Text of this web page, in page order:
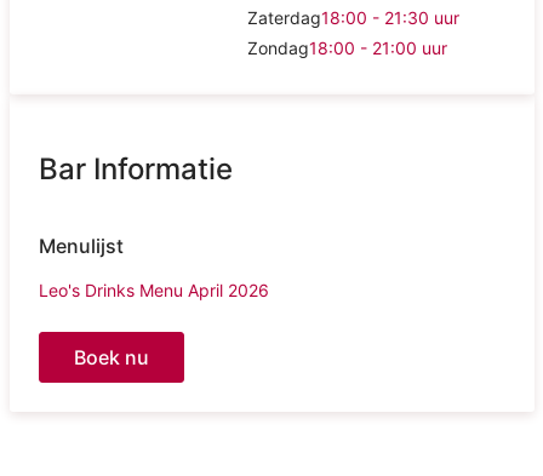
Zaterdag18:00 - 21:30 uur
Zondag18:00 - 21:00 uur
Bar Informatie
Menulijst
Leo's Drinks Menu April 2026
Boek nu